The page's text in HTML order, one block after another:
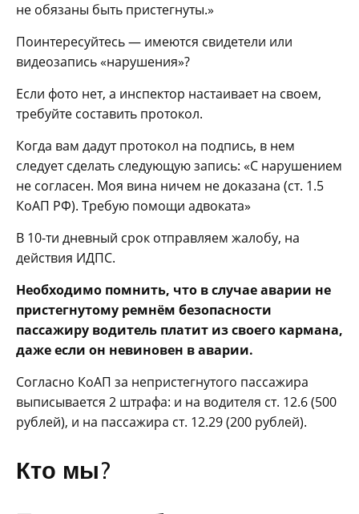
не обязаны быть пристегнуты.»
Поинтересуйтесь — имеются свидетели или
видеозапись «нарушения»?
Если фото нет, а инспектор настаивает на своем,
требуйте составить протокол.
Когда вам дадут протокол на подпись, в нем
следует сделать следующую запись: «С нарушением
не согласен. Моя вина ничем не доказана (ст. 1.5
КоАП РФ). Требую помощи адвоката»
В 10-ти дневный срок отправляем жалобу, на
действия ИДПС.
Необходимо помнить, что в случае аварии не
пристегнутому ремнём безопасности
пассажиру водитель платит из своего кармана,
даже если он невиновен в аварии.
Согласно КоАП за непристегнутого пассажира
выписывается 2 штрафа: и на водителя ст. 12.6 (500
рублей), и на пассажира ст. 12.29 (200 рублей).
Кто мы?